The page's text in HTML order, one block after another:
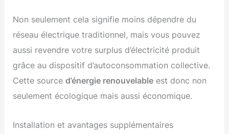
Non seulement cela signifie moins dépendre du
réseau électrique traditionnel, mais vous pouvez
aussi revendre votre surplus d’électricité produit
grâce au dispositif d’autoconsommation collective.
Cette sourced’énergie renouvelable est donc non
seulement écologique mais aussi économique.
Installation et avantages supplémentaires